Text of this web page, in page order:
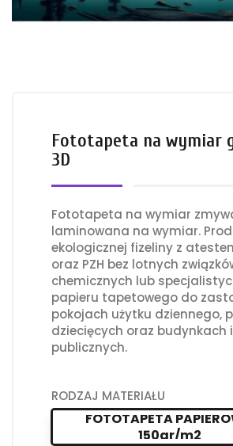
Fototapeta na wymiar
3D
Fototapeta na wymiar
laminowana na wymiar.
ekologicznej fizeliny z
oraz PZH bez lotnych
chemicznych lub
papieru tapetowego do
pokojach użytku dziennego,
dziecięcych oraz budynkach
publicznych.
RODZAJ MATERIAŁU
FOTOTAPETA
150gr/m2